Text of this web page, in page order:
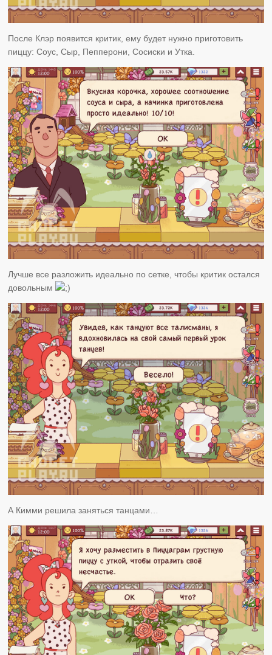
После Клэр появится критик, ему будет нужно приготовить
пиццу: Соус, Сыр, Пепперони, Сосиски и Утка.
Лучше все разложить идеально по сетке, чтобы критик остался
довольным
А Кимми решила заняться танцами…